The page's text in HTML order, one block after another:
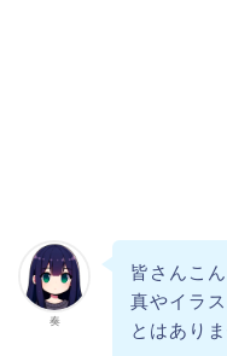
奏
皆さんこ
真やイラ
とはあり